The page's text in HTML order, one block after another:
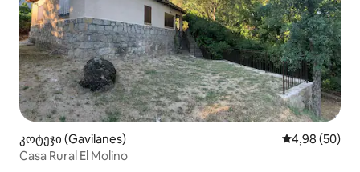
კოტეჯი (Gavilanes) საშუალო
4,98 (50)
Casa Rural El Molino